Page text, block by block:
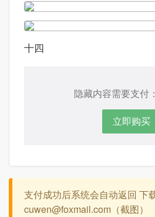
十四
隐藏内容需要支付：
立即购买
支付成功后系统会自动返回 下
cuwen@foxmail.com（截图）